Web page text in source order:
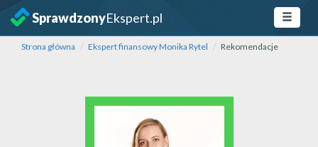
SprawdzonyEkspert.pl
Strona główna Ekspert finansowy Monika Rytel Rekomendacje